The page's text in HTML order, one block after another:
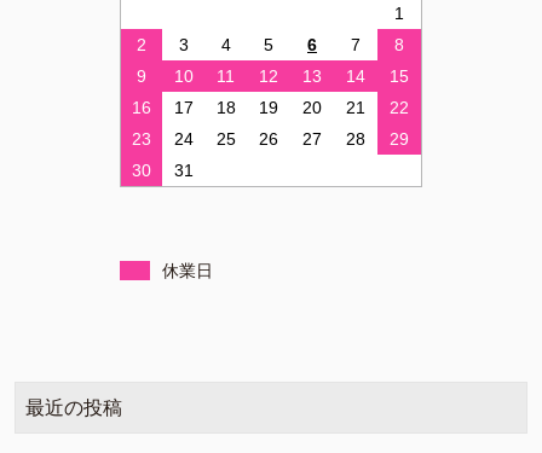
1
2
3 4 5 6 7
8
9
10 11 12 13 14
15
16
17 18 19 20 21
22
23
24 25 26 27 28
29
30
31
休業日
最近の投稿